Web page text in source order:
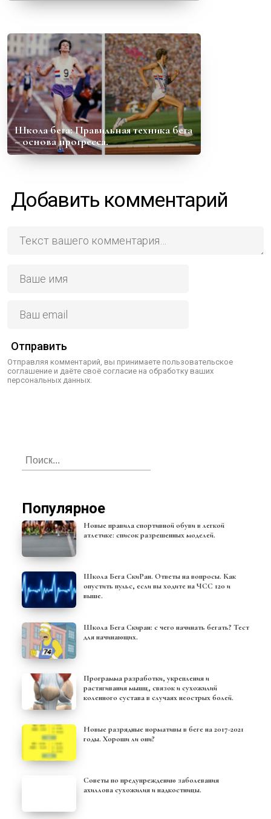
Школа бега: Правильная техника бега
– основа прогресса.
Добавить комментарий
Отправить
Отправляя комментарий, вы принимаете пользовательское
соглашение и даёте своё согласие на обработку ваших
персональных данных.
Популярное
Новые правила спортивной обуви в легкой
атлетике: список разрешенных моделей.
Школа Бега СкиРан. Ответы на вопросы. Как
опустить пульс, если вы ходите на ЧСС 120 и
выше.
Школа Бега Скиран: с чего начинать бегать? Тест
для начинающих.
Программа разработки, укрепления и
растягивания мышц, связок и сухожилий
коленного сустава в случаях неострых болей.
Новые разрядные нормативы в беге на 2017-2021
годы. Хороши ли они?
Советы по предупреждению заболевания
ахиллова сухожилия и надкостницы.